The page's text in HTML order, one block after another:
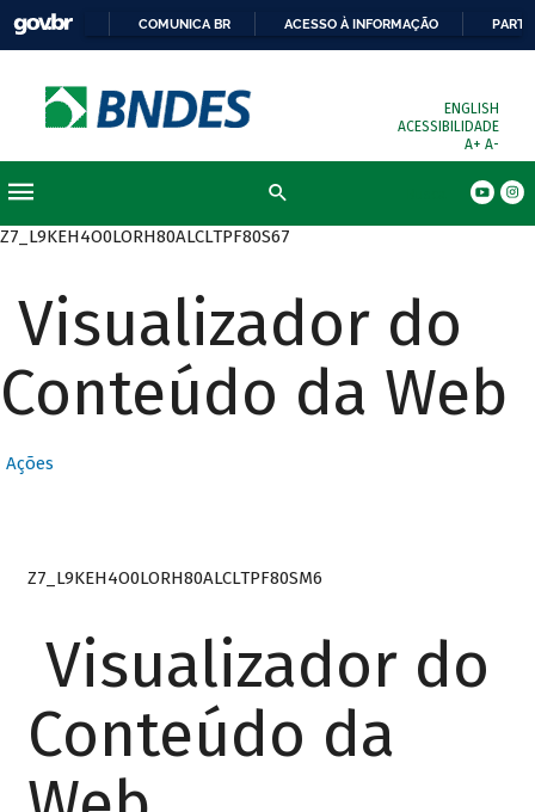
COMUNICA BR ACESSO À INFORMAÇÃO
ENGLISH
ACESSIBILIDADE
A+ A-
Z7_L9KEH4O0LORH80ALCLTPF80S67
Visualizador do
Conteúdo da Web
Ações
Z7_L9KEH4O0LORH80ALCLTPF80SM6
Visualizador do
Conteúdo da